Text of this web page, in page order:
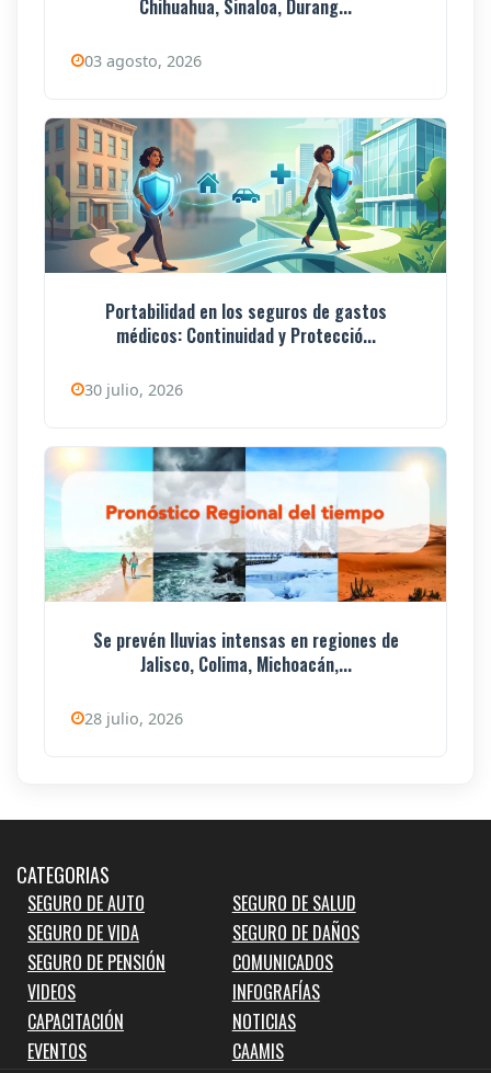
Chihuahua, Sinaloa, Durang...
03 agosto, 2026
Portabilidad en los seguros de gastos
médicos: Continuidad y Protecció...
30 julio, 2026
Se prevén lluvias intensas en regiones de
Jalisco, Colima, Michoacán,...
28 julio, 2026
CATEGORIAS
SEGURO DE AUTO
SEGURO DE SALUD
SEGURO DE VIDA
SEGURO DE DAÑOS
SEGURO DE PENSIÓN
COMUNICADOS
VIDEOS
INFOGRAFÍAS
CAPACITACIÓN
NOTICIAS
EVENTOS
CAAMIS